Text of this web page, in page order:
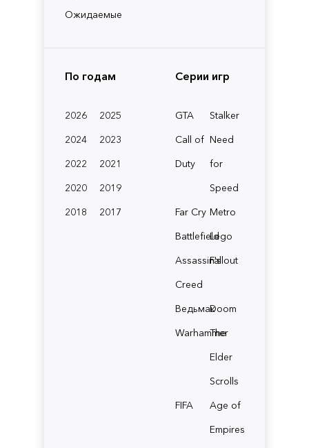
Ожидаемые
По годам
2026
2025
2024
2023
2022
2021
2020
2019
2018
2017
Серии игр
GTA
Stalker
Call of
Duty
Need
for
Speed
Far Cry Metro
BattlefieldLego
Assassin's
Creed
Fallout
ВедьмакDoom
Warhammer
The
Elder
Scrolls
FIFA
Age of
Empires